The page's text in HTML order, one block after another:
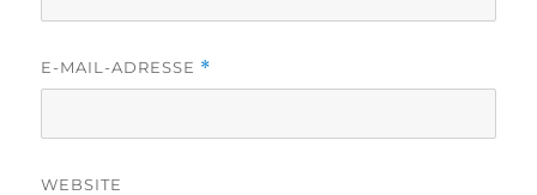
E-MAIL-ADRESSE *
WEBSITE